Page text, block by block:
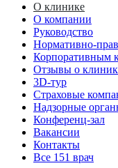
О клинике
О компании
Руководство
Нормативно-
Корпоративным
Отзывы о
3D-тур
Страховые
Надзорные
Конференц-зал
Вакансии
Контакты
Все 151 врач